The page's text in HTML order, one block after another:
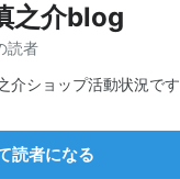
之介blog
読者
介ショップ活動状況です
読者になる